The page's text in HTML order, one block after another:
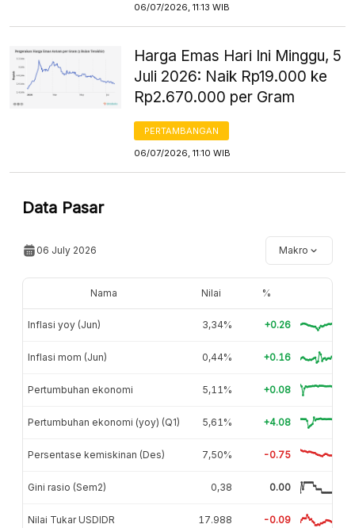
06/07/2026, 11:13 WIB
Harga Emas Hari Ini Minggu, 5
Juli 2026: Naik Rp19.000 ke
Rp2.670.000 per Gram
PERTAMBANGAN
06/07/2026, 11:10 WIB
Data Pasar
06 July 2026 Makro
Nama Nilai %
Inflasi yoy (Jun) 3,34% +0.26
Inflasi mom (Jun) 0,44% +0.16
Pertumbuhan ekonomi 5,11% +0.08
Pertumbuhan ekonomi (yoy) (Q1) 5,61% +4.08
Persentase kemiskinan (Des) 7,50% -0.75
Gini rasio (Sem2) 0,38 0.00
Nilai Tukar USDIDR 17.988 -0.09